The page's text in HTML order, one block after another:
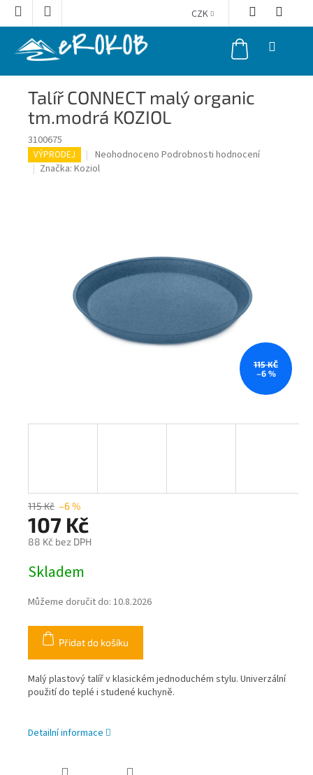
Přejít
CZK
NÁKUPNÍ
KOŠÍK
Talíř CONNECT malý organic
tm.modrá KOZIOL
3100675
VÝPRODEJ
Průměrné
hodnocení
Neohodnoceno Podrobnosti hodnocení
Značka: Koziol
115 KČ
–6 %
115 Kč –6 %
107 Kč
88 Kč bez DPH
cena:
Skladem
Můžeme doručit do: 10.8.2026
Přidat do košíku
Malý plastový talíř v klasickém jednoduchém stylu. Univerzální
použití do teplé i studené kuchyně.
Detailní informace